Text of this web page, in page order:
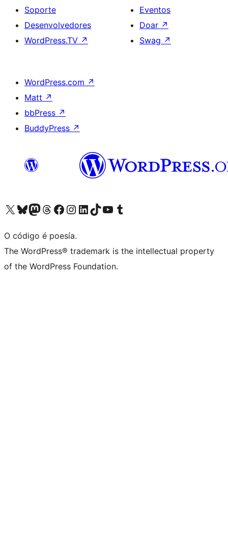
Soporte
Desenvolvedores
WordPress.TV ↗
Eventos
Doar ↗
Swag ↗
WordPress.com ↗
Matt ↗
bbPress ↗
BuddyPress ↗
Visita la cuenta de X (anteriormente Twitter)
Visita a nosa conta de Bluesky
Visita a nosa conta de Mastodon
Visita a nosa conta de Threads
Visita a nosa páxina de Facebook
Visita a nosa conta de Instagram
Visita a nosa conta de LinkedIn
Visita a nosa conta de TikTok
Visita a nosa canle de YouTube
Visita a nosa conta de Tumblr
O código é poesía.
The WordPress® trademark is the intellectual property
of the WordPress Foundation.